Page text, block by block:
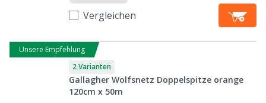
Vergleichen
Unsere Empfehlung
2 Varianten
Gallagher Wolfsnetz Doppelspitze orange
120cm x 50m